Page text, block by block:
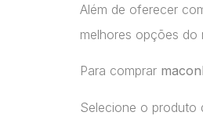
Além de oferecer
melhores opções do
Para comprar
Selecione o produto